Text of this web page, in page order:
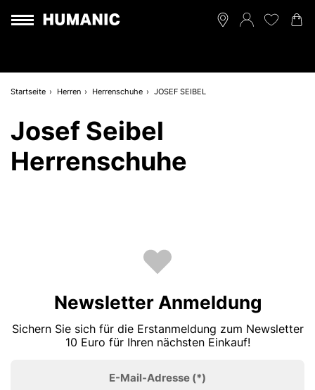
Startseite Herren Herrenschuhe JOSEF SEIBEL
Josef Seibel
Herrenschuhe
Newsletter Anmeldung
Sichern Sie sich für die Erstanmeldung zum Newsletter
10 Euro für Ihren nächsten Einkauf!
E-Mail-Adresse (*)